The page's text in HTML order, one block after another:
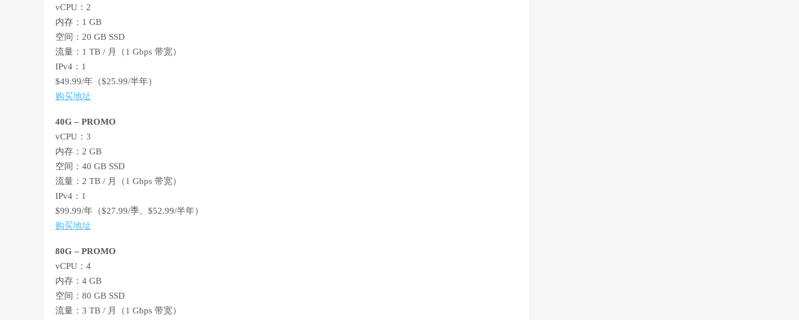
vCPU：2
内存：1 GB
空间：20 GB SSD
流量：1 TB / 月（1 Gbps 带宽）
IPv4：1
$49.99/年（$25.99/半年）
购买地址
40G – PROMO
vCPU：3
内存：2 GB
空间：40 GB SSD
流量：2 TB / 月（1 Gbps 带宽）
IPv4：1
$99.99/年（$27.99/季、$52.99/半年）
购买地址
80G – PROMO
vCPU：4
内存：4 GB
空间：80 GB SSD
流量：3 TB / 月（1 Gbps 带宽）